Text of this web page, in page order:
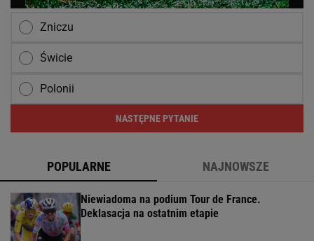
Zniczu
Świcie
Polonii
NASTĘPNE PYTANIE
POPULARNE NAJNOWSZE
Niewiadoma na podium Tour de France.
Deklasacja na ostatnim etapie